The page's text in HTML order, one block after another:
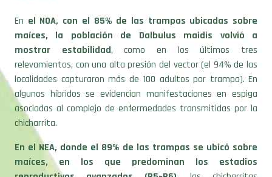
maíces, la población de Dalbulus maidis volvió a
mostrar estabilidad, como en los últimos tres
relevamientos, con una alta presión del vector (el 94% de las
localidades capturaron más de 100 adultos por trampa). En
algunos híbridos se evidencian manifestaciones en espiga
asociadas al complejo de enfermedades transmitidas por la
chicharrita.
En el NEA, donde el 89% de las trampas se ubicó sobre
maíces, en los que predominan los estadios
reproductivos avanzados (R5–R6),las chicharritas
muestran una retracción, aunque todavía con alta presión